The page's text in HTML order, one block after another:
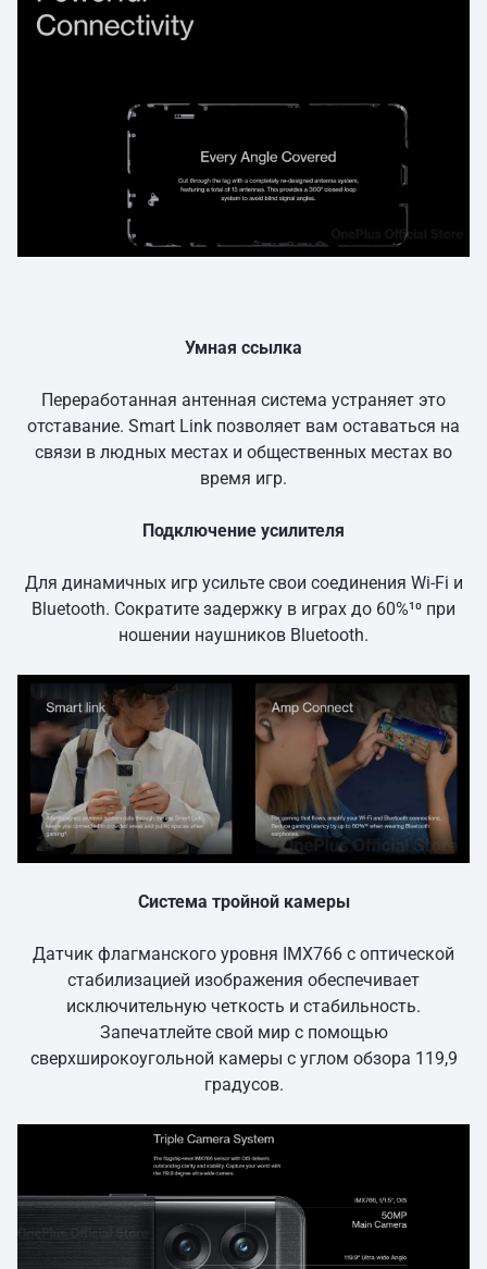
Умная ссылка
Переработанная антенная система устраняет это
отставание. Smart Link позволяет вам оставаться на
связи в людных местах и общественных местах во
время игр.
Подключение усилителя
Для динамичных игр усильте свои соединения Wi-Fi и
Bluetooth. Сократите задержку в играх до 60%¹⁰ при
ношении наушников Bluetooth.
Система тройной камеры
Датчик флагманского уровня IMX766 с оптической
стабилизацией изображения обеспечивает
исключительную четкость и стабильность.
Запечатлейте свой мир с помощью
сверхширокоугольной камеры с углом обзора 119,9
градусов.